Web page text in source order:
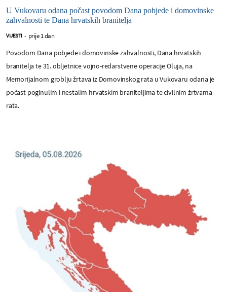
U Vukovaru odana počast povodom Dana pobjede i domovinske
zahvalnosti te Dana hrvatskih branitelja
VIJESTI - prije 1 dan
Povodom Dana pobjede i domovinske zahvalnosti, Dana hrvatskih
branitelja te 31. obljetnice vojno-redarstvene operacije Oluja, na
Memorijalnom groblju žrtava iz Domovinskog rata u Vukovaru odana je
počast poginulim i nestalim hrvatskim braniteljima te civilnim žrtvama
rata.